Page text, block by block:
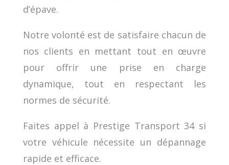
d’épave.
Notre volonté est de satisfaire chacun de
nos clients en mettant tout en œuvre
pour offrir une prise en charge
dynamique, tout en respectant les
normes de sécurité.
Faites appel à Prestige Transport 34 si
votre véhicule nécessite un dépannage
rapide et efficace.